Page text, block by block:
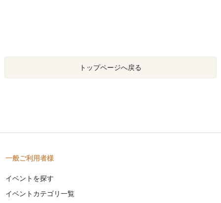
トップページへ戻る
一般ご利用者様
イベントを探す
イベントカテゴリ一覧